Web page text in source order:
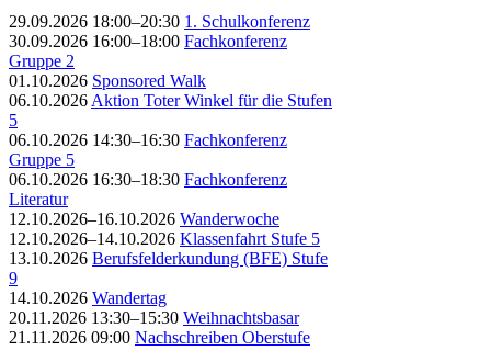
29.09.2026 18:00–20:30 1. Schulkonferenz
30.09.2026 16:00–18:00 Fachkonferenz
Gruppe 2
01.10.2026 Sponsored Walk
06.10.2026 Aktion Toter Winkel für die Stufen
5
06.10.2026 14:30–16:30 Fachkonferenz
Gruppe 5
06.10.2026 16:30–18:30 Fachkonferenz
Literatur
12.10.2026–16.10.2026 Wanderwoche
12.10.2026–14.10.2026 Klassenfahrt Stufe 5
13.10.2026 Berufsfelderkundung (BFE) Stufe
9
14.10.2026 Wandertag
20.11.2026 13:30–15:30 Weihnachtsbasar
21.11.2026 09:00 Nachschreiben Oberstufe